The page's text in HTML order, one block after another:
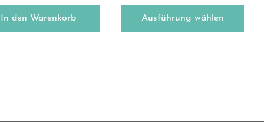
In den Warenkorb Ausführung wählen